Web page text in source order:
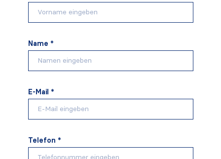
Name *
E-Mail *
Telefon *